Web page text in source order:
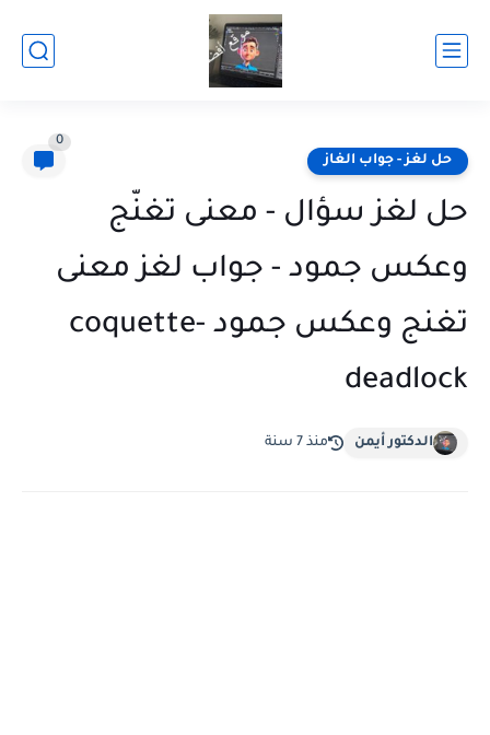
حل لغز - جواب الغاز
0
حل لغز سؤال - معنى تغنّج
وعكس جمود - جواب لغز معنى
تغنج وعكس جمود coquette-
deadlock
الدكتور أيمن منذ 7 سنة